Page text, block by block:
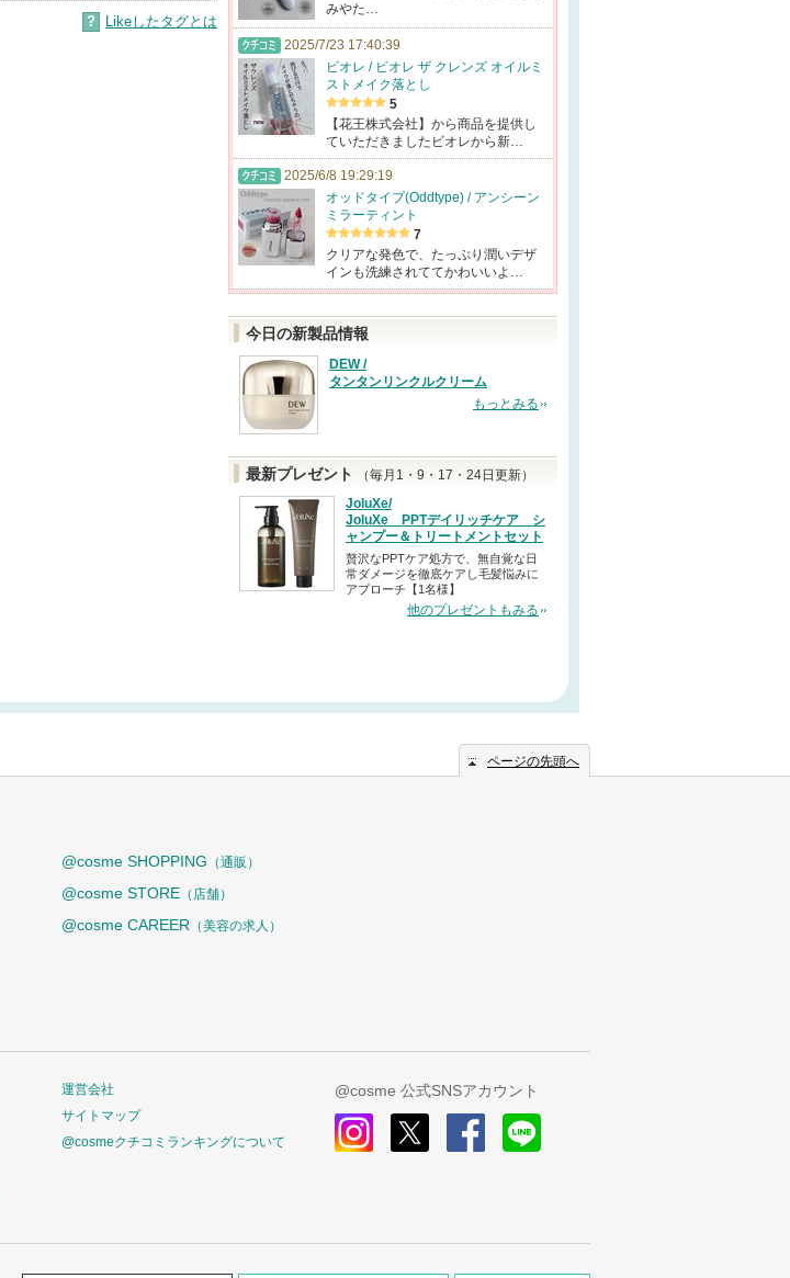
? Likeしたタグとは
みやた…
2025/7/23 17:40:39
ビオレ / ビオレ ザ クレンズ オイルミ
ストメイク落とし
5
【花王株式会社】から商品を提供し
ていただきましたビオレから新…
2025/6/8 19:29:19
オッドタイプ(Oddtype) / アンシーン
ミラーティント
7
クリアな発色で、たっぷり潤いデザ
インも洗練されててかわいいよ…
今日の新製品情報
DEW /
タンタンリンクルクリーム
もっとみる
最新プレゼント
（毎月1・9・17・24日更新）
JoluXe/
JoluXe PPTデイリッチケア シ
ャンプー＆トリートメントセット
贅沢なPPTケア処方で、無自覚な日
常ダメージを徹底ケアし毛髪悩みに
アプローチ【1名様】
他のプレゼントもみる
ページの先頭へ
@cosme SHOPPING （通販）
@cosme STORE （店舗）
@cosme CAREER （美容の求人）
運営会社
サイトマップ
@cosmeクチコミランキングについて
@cosme 公式SNSアカウント